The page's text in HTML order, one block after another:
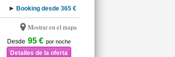
Booking desde 365 €
Mostrar en el mapa
Desde 95 € por noche
Detalles de la oferta